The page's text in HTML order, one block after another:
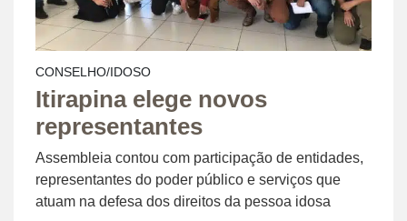
CONSELHO/IDOSO
Itirapina elege novos
representantes
Assembleia contou com participação de entidades,
representantes do poder público e serviços que
atuam na defesa dos direitos da pessoa idosa